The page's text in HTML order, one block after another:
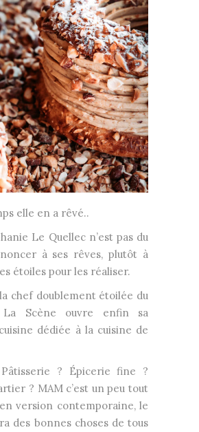
elle en a rêvé..
Le Quellec n’est pas du
à ses rêves, plutôt à
étoiles pour les réaliser.
chef doublement étoilée du
La Scène ouvre enfin sa
dédiée à la cuisine de
? Épicerie fine ?
? MAM c’est un peu tout
version contemporaine, le
des bonnes choses de tous